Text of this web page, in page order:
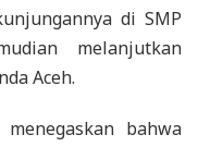
di SMP
melanjutkan
Aceh.
bahwa